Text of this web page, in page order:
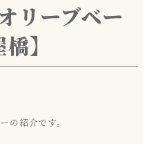
リーブベー
】
の紹介です。